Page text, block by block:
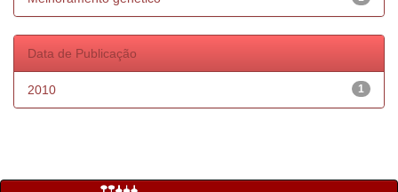
Data de Publicação
1
2010